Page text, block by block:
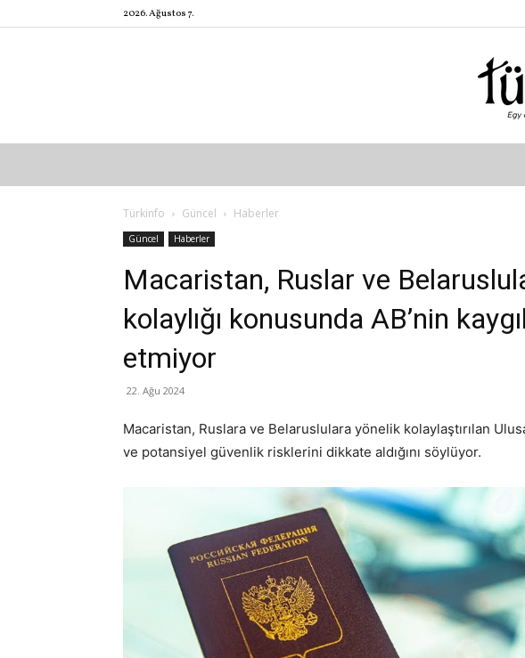
2026. Ağustos 7.
Türkinfo Güncel Haberler
Güncel Haberler
Macaristan, Ruslar ve
kolaylığı konusunda AB’nin
etmiyor
22. Ağu 2024
Macaristan, Ruslara ve Belaruslulara yönelik kolaylaştırılan
ve potansiyel güvenlik risklerini dikkate aldığını söylüyor.